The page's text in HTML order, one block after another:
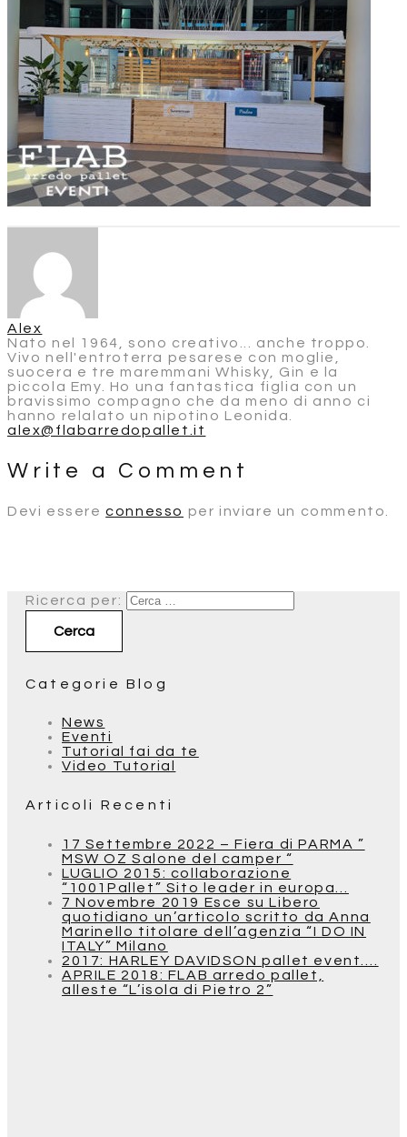
Alex
Nato nel 1964, sono creativo... anche troppo.
Vivo nell'entroterra pesarese con moglie,
suocera e tre maremmani Whisky, Gin e la
piccola Emy. Ho una fantastica figlia con un
bravissimo compagno che da meno di anno ci
hanno relalato un nipotino Leonida.
alex@flabarredopallet.it
Write a Comment
Devi essereconnesso per inviare un commento.
Ricerca per:
Categorie Blog
News
Eventi
Tutorial fai da te
Video Tutorial
Articoli Recenti
17 Settembre 2022 – Fiera di PARMA ”
MSW OZ Salone del camper “
LUGLIO 2015: collaborazione
“1001Pallet” Sito leader in europa…
7 Novembre 2019 Esce su Libero
quotidiano un’articolo scritto da Anna
Marinello titolare dell’agenzia “I DO IN
ITALY” Milano
2017: HARLEY DAVIDSON pallet event….
APRILE 2018: FLAB arredo pallet,
alleste “L’isola di Pietro 2”